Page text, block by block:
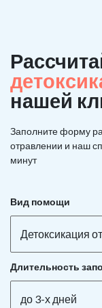
нашей
Заполните форму
отравлении и наш
минут
Вид помощи
Детоксикация
Длительность
до 3-х дней